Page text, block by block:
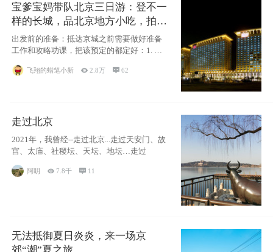
宝爹宝妈带队北京三日游：登不一
样的长城，品北京地方小吃，拍盘
古七星夜景！
出发前的准备：抵达京城之前需要做好准备
工作和攻略功课，把该预定的都定好：1. 酒
飞翔的蜡笔小新 2.8万 62
走过北京
2021年，我曾经--走过北京...走过天安门、故
宫、太庙、社稷坛、天坛、地坛…走过
阿眀 7.8千  11
无法抵御夏日炎炎，来一场京